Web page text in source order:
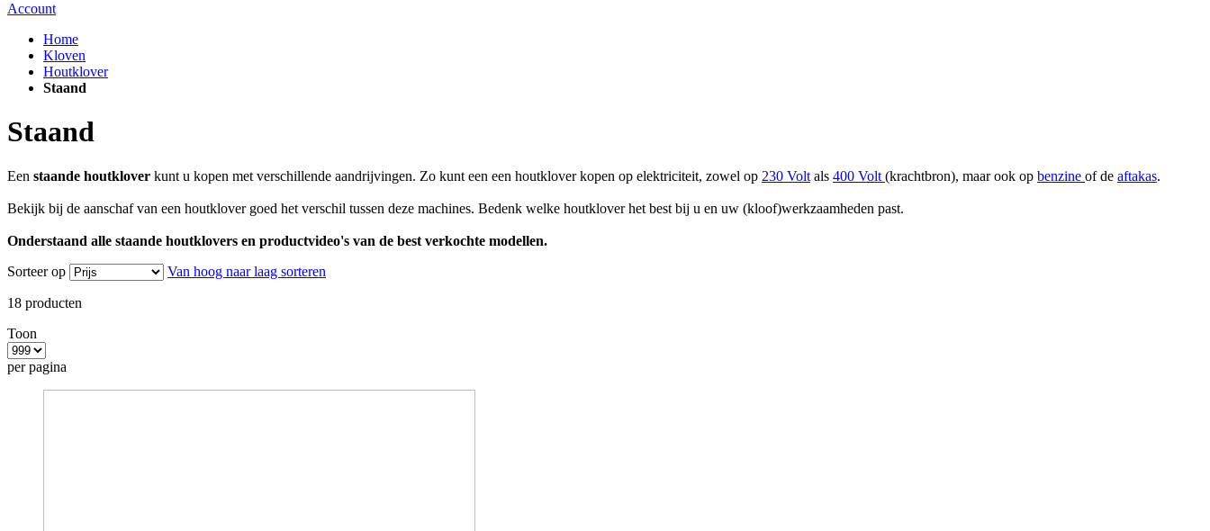
Account
Home
Kloven
Houtklover
Staand
Staand
Een staande houtklover kunt u kopen met verschillende aandrijvingen. Zo kunt een een houtklover kopen op elektriciteit, zowel op 230 Volt als 400 Volt (krachtbron), maar ook op benzine of de aftakas.
Bekijk bij de aanschaf van een houtklover goed het verschil tussen deze machines. Bedenk welke houtklover het best bij u en uw (kloof)werkzaamheden past.
Onderstaand alle staande houtklovers en productvideo's van de best verkochte modellen.
Sorteer op
Van hoog naar laag sorteren
18 producten
Toon
per pagina